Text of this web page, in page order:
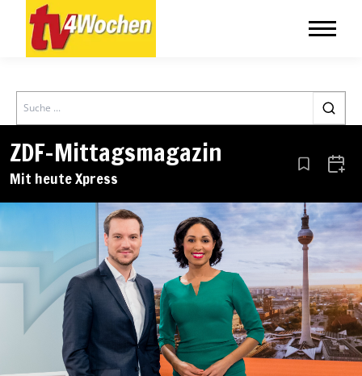
Search
ZDF-Mittagsmagazin
Mit heute Xpress Aus den